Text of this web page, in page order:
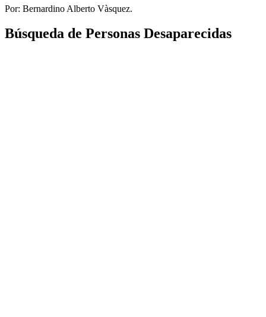
Por: Bernardino Alberto Vàsquez.
Búsqueda de Personas Desaparecidas